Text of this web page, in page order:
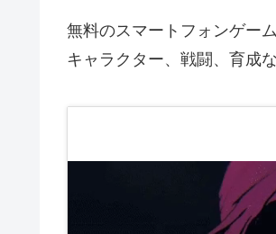
無料のスマートフォンゲー
キャラクター、戦闘、育成